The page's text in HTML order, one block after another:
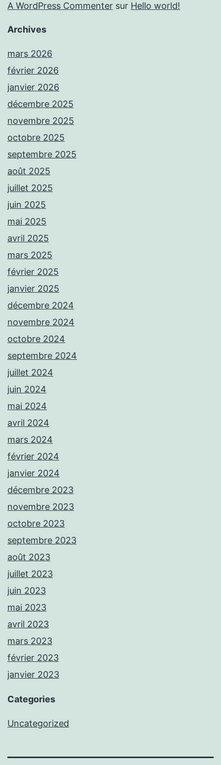
A WordPress Commenter sur Hello world!
Archives
mars 2026
février 2026
janvier 2026
décembre 2025
novembre 2025
octobre 2025
septembre 2025
août 2025
juillet 2025
juin 2025
mai 2025
avril 2025
mars 2025
février 2025
janvier 2025
décembre 2024
novembre 2024
octobre 2024
septembre 2024
juillet 2024
juin 2024
mai 2024
avril 2024
mars 2024
février 2024
janvier 2024
décembre 2023
novembre 2023
octobre 2023
septembre 2023
août 2023
juillet 2023
juin 2023
mai 2023
avril 2023
mars 2023
février 2023
janvier 2023
Categories
Uncategorized